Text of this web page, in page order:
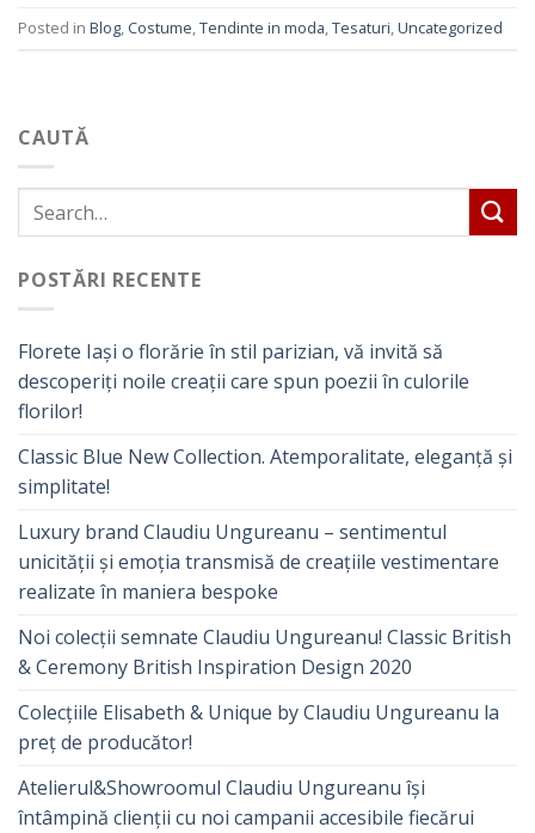
CAUTĂ
POSTĂRI RECENTE
Florete Iași o florărie în stil parizian, vă invită să
descoperiți noile creații care spun poezii în culorile
florilor!
Classic Blue New Collection. Atemporalitate, eleganță și
simplitate!
Luxury brand Claudiu Ungureanu – sentimentul
unicității și emoția transmisă de creațiile vestimentare
realizate în maniera bespoke
Noi colecții semnate Claudiu Ungureanu! Classic British
& Ceremony British Inspiration Design 2020
Colecțiile Elisabeth & Unique by Claudiu Ungureanu la
preț de producător!
Atelierul&Showroomul Claudiu Ungureanu își
întâmpină clienții cu noi campanii accesibile fiecărui
Posted in Blog, Costume,Tendinte in moda,Tesaturi,Uncategorized